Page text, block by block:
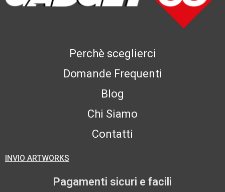
Perchè sceglierci
Domande Frequenti
Blog
Chi Siamo
Contatti
INVIO ARTWORKS
Pagamenti sicuri e facili